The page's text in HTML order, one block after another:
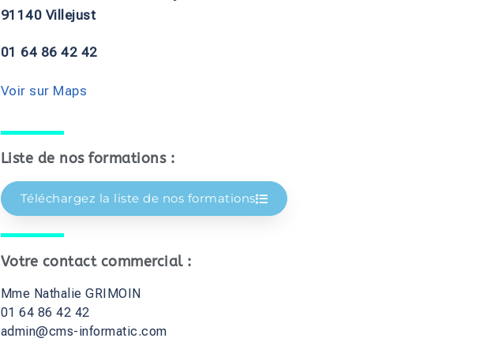
91140 Villejust
01 64 86 42 42
Voir sur Maps
Liste de nos formations :
Téléchargez la liste de nos formations
Votre contact commercial :
Mme Nathalie GRIMOIN
01 64 86 42 42
admin@cms-informatic.com